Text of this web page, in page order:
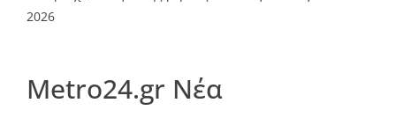
2026
Metro24.gr Νέα